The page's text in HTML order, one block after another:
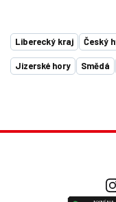
Liberecký kraj Český
Jizerské hory Smědá